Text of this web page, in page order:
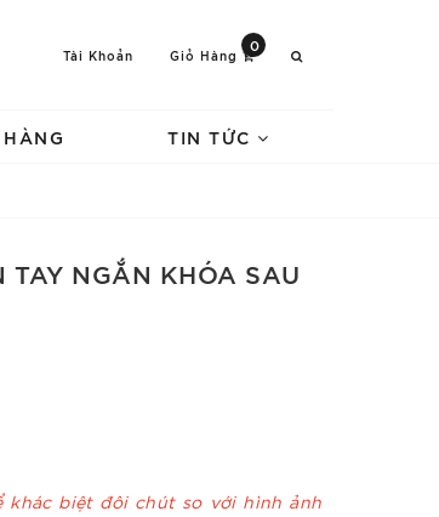
Tài Khoản Giỏ Hàng
0
TIN TỨC
NGẮN KHÓA SAU
khác biệt đôi chút so với hình ảnh